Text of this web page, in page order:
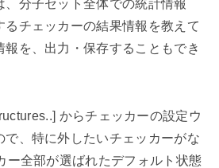
分子セット全体での統計情報
チェッカーの結果情報を教えて
報を、出力・保存することもでき
からチェッカーの設定ウ
で、特に外したいチェッカーがな
ー全部が選ばれたデフォルト状態